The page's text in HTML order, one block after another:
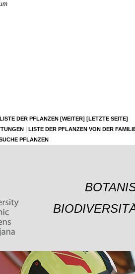
DER PFLANZEN [WEITER] [LETZTE SEITE]
LISTE DER PFLANZEN VON DER
PFLANZEN